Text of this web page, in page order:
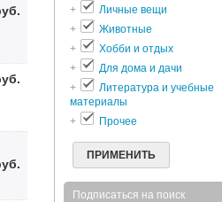
+
Личные вещи
+
Животные
+
Хобби и отдых
+
Для дома и дачи
+
Литература и учебные
материалы
+
Прочее
ПРИМЕНИТЬ
Подписаться на поиск